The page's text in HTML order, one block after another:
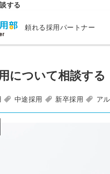
する
頼れる採用パートナー
について相談する
中途採用 新卒採用 ア